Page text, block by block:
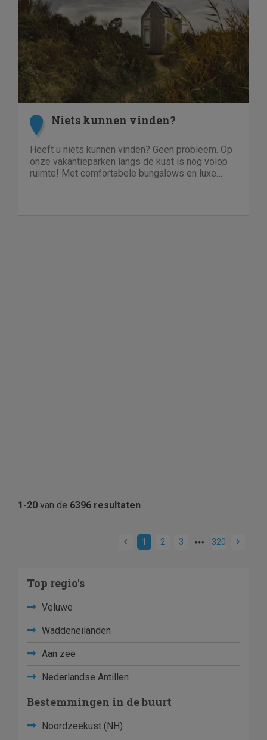
Niets kunnen vinden?
Heeft u niets kunnen vinden? Geen probleem. Op
onze vakantieparken langs de kust is nog volop
ruimte! Met comfortabele bungalows en luxe
1-20 van de 6396 resultaten
1 2 3 320
Top regio's
Veluwe
Waddeneilanden
Aan zee
Nederlandse Antillen
Bestemmingen in de buurt
Noordzeekust (NH)